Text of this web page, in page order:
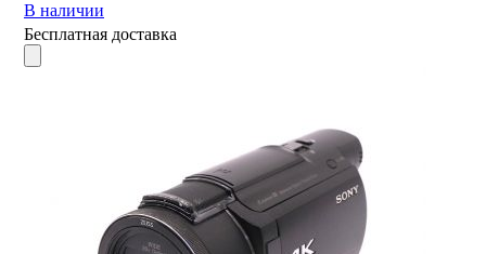
В наличии
Бесплатная доставка